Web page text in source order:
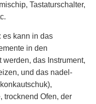
Tastaturschalter,
es kann in das
in den
das Instrument,
und das nadel-
trocknend Ofen, der